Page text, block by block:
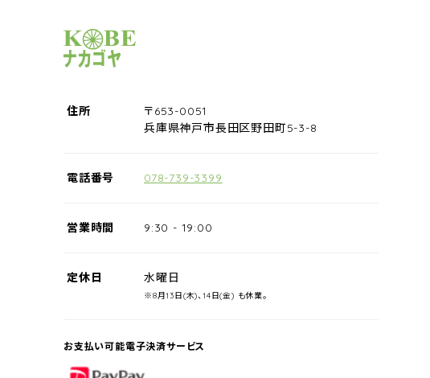
サイクルショップナカゴヤ
住所
〒653-0051
兵庫県神戸市長田区野田町5-3-8
電話番号 078-739-3399
営業時間 9:30 - 19:00
定休日 水曜日
※8月13日(木)、14日(金) も休業。
お支払い可能電子決済サービス
PayPay